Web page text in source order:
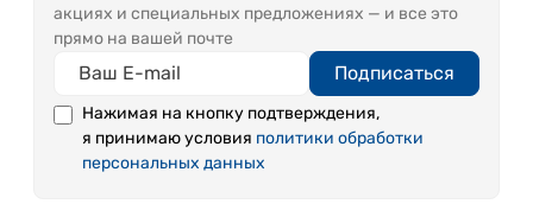
акциях и специальных предложениях — и все это
прямо на вашей почте
Подписаться
Нажимая на кнопку подтверждения,
я принимаю условия политики обработки
персональных данных